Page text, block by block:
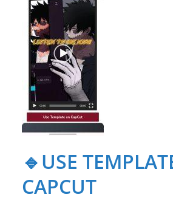
🔹USE
CAPCUT